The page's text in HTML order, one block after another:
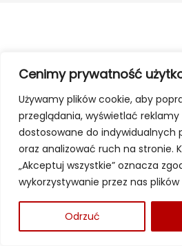
Cenimy prywatność
Używamy plików cookie, aby
przeglądania, wyświetlać
dostosowane do indywidualnych
oraz analizować ruch na stronie.
„Akceptuj wszystkie” oznacza
wykorzystywanie przez nas plików
Odrzuć